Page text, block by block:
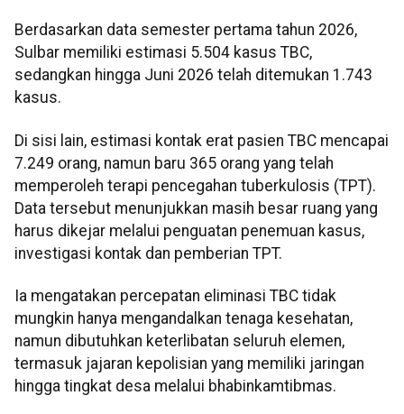
Berdasarkan data semester pertama tahun 2026,
Sulbar memiliki estimasi 5.504 kasus TBC,
sedangkan hingga Juni 2026 telah ditemukan 1.743
kasus.
Di sisi lain, estimasi kontak erat pasien TBC mencapai
7.249 orang, namun baru 365 orang yang telah
memperoleh terapi pencegahan tuberkulosis (TPT).
Data tersebut menunjukkan masih besar ruang yang
harus dikejar melalui penguatan penemuan kasus,
investigasi kontak dan pemberian TPT.
Ia mengatakan percepatan eliminasi TBC tidak
mungkin hanya mengandalkan tenaga kesehatan,
namun dibutuhkan keterlibatan seluruh elemen,
termasuk jajaran kepolisian yang memiliki jaringan
hingga tingkat desa melalui bhabinkamtibmas.